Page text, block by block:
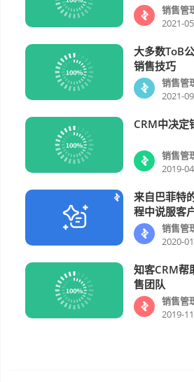
销售管
2021-
大多数ToB
销售技巧
销售管
2021-
CRM中决定
销售管
2019-
来自巴菲特
程中说服客
销售管
2020-
知客CRM帮
售团队
销售管
2019-